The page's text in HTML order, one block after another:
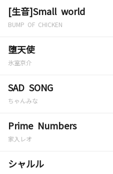
[生音]Small world
BUMP OF CHICKEN
堕天使
氷室京介
SAD SONG
ちゃんみな
Prime Numbers
家入レオ
シャルル